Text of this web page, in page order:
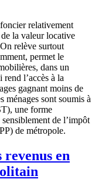
relativement
la valeur locative
relève surtout
permet le
dans un
l’accès à la
gagnant moins de
ménages sont soumis à
une forme
de l’impôt
de métropole.
en